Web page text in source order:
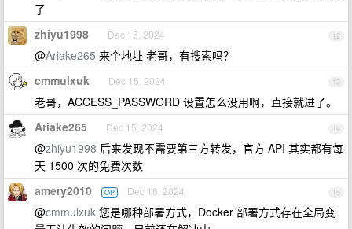
了
12
zhiyu1998 Dec 15, 2024
@Ariake265 来个地址 老哥，有搜索吗？
13
cmmulxuk Dec 15, 2024
老哥，ACCESS_PASSWORD 设置怎么没用啊，直接就进了。
14
Ariake265 Dec 15, 2024
@zhiyu1998 后来发现不需要第三方转发，官方 API 其实都有每
天 1500 次的免费次数
15
amery2010 OP Dec 16, 2024
@cmmulxuk 您是哪种部署方式，Docker 部署方式存在全局变